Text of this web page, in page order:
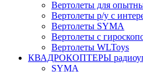
Вертолеты для
Вертолеты р/у с
Вертолеты SYMA
Вертолеты с
Вертолеты WLToys
КВАДРОКОПТЕРЫ
SYMA